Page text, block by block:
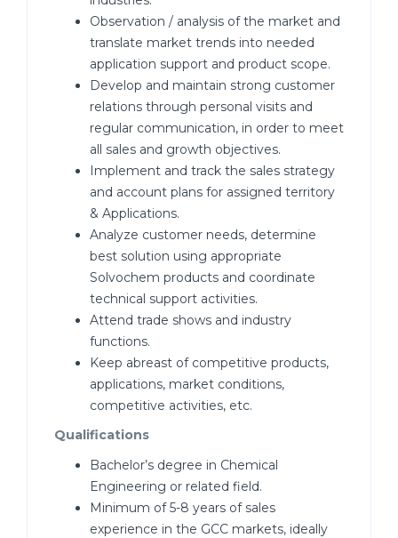
Observation / analysis of the market and
translate market trends into needed
application support and product scope.
Develop and maintain strong customer
relations through personal visits and
regular communication, in order to meet
all sales and growth objectives.
Implement and track the sales strategy
and account plans for assigned territory
& Applications.
Analyze customer needs, determine
best solution using appropriate
Solvochem products and coordinate
technical support activities.
Attend trade shows and industry
functions.
Keep abreast of competitive products,
applications, market conditions,
competitive activities, etc.
Qualifications
Bachelor’s degree in Chemical
Engineering or related field.
Minimum of 5-8 years of sales
experience in the GCC markets, ideally